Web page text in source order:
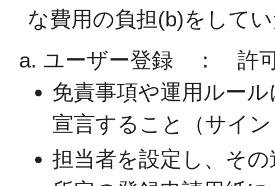
な費用の負担(b)をして
ユーザー登録 ： 許
免責事項や運用ルー
宣言すること（サイ
担当者を設定し、そ